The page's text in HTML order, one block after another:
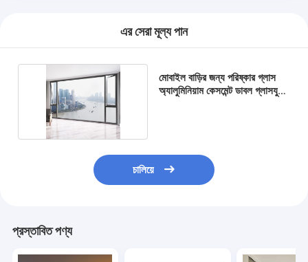
এর সেরা মূল্য পান
মোবাইল বাড়ির জন্য পরিষ্কার গ্লাস
অ্যালুমিনিয়াম কেসমেন্ট ডাবল গ্লাসযুক্ত
চালিয়ে
প্রস্তাবিত পণ্য